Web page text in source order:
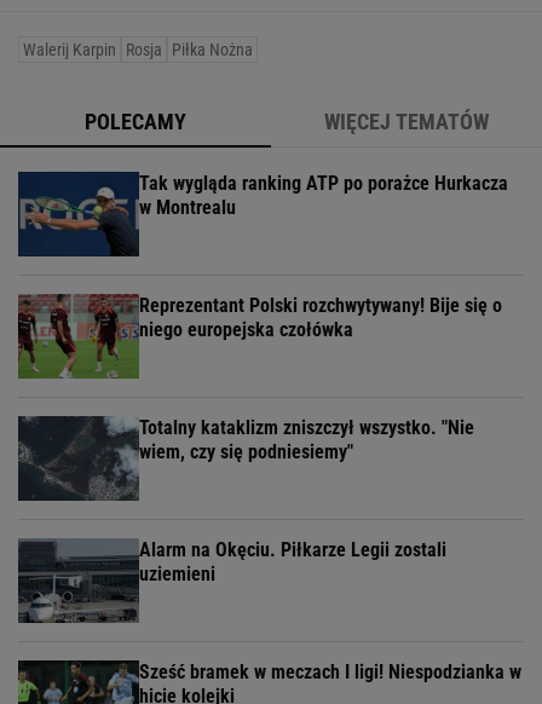
Walerij Karpin Rosja Piłka Nożna
POLECAMY WIĘCEJ TEMATÓW
Tak wygląda ranking ATP po porażce Hurkacza
w Montrealu
Reprezentant Polski rozchwytywany! Bije się o
niego europejska czołówka
Totalny kataklizm zniszczył wszystko. "Nie
wiem, czy się podniesiemy"
Alarm na Okęciu. Piłkarze Legii zostali
uziemieni
Sześć bramek w meczach I ligi! Niespodzianka w
hicie kolejki